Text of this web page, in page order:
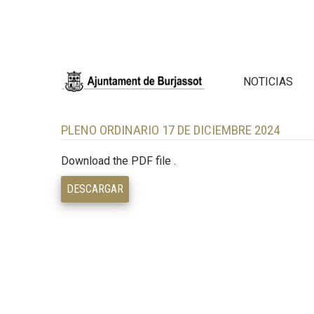
NOTICIAS
PLENO ORDINARIO 17 DE DICIEMBRE 2024
Download the PDF file .
DESCARGAR